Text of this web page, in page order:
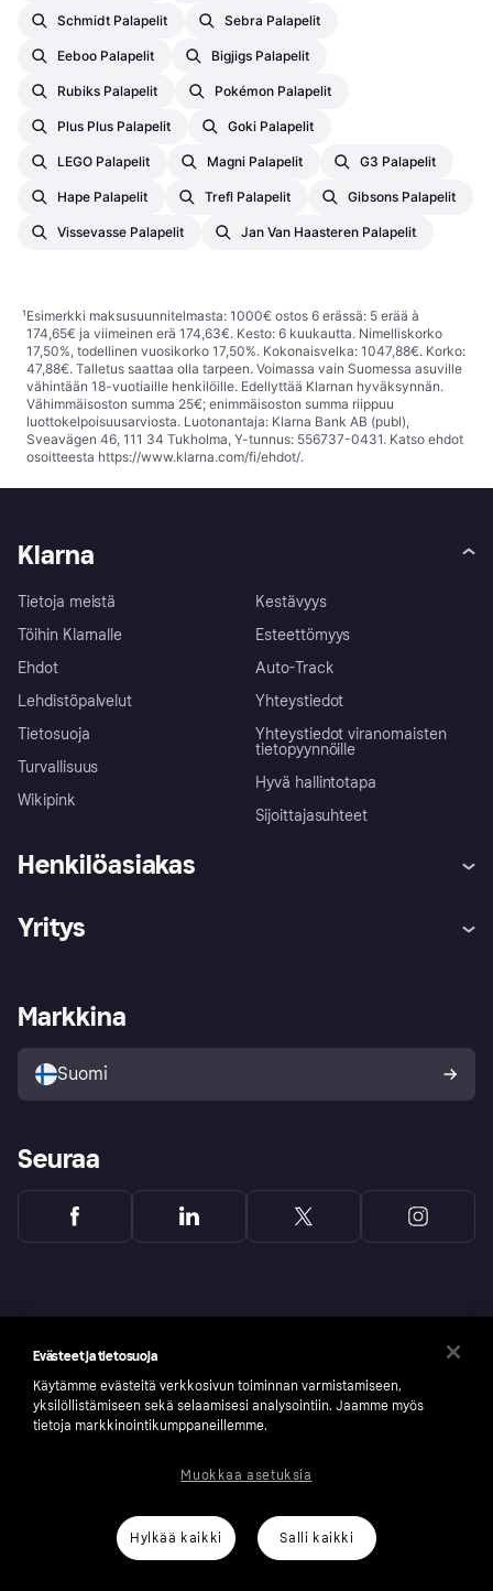
Schmidt Palapelit Sebra Palapelit
Eeboo Palapelit Bigjigs Palapelit
Rubiks Palapelit Pokémon Palapelit
Plus Plus Palapelit Goki Palapelit
LEGO Palapelit Magni Palapelit G3 Palapelit
Hape Palapelit Trefl Palapelit Gibsons Palapelit
Vissevasse Palapelit Jan Van Haasteren Palapelit
¹Esimerkki maksusuunnitelmasta: 1000€ ostos 6 erässä: 5 erää à
174,65€ ja viimeinen erä 174,63€. Kesto: 6 kuukautta. Nimelliskorko
17,50%, todellinen vuosikorko 17,50%. Kokonaisvelka: 1047,88€. Korko:
47,88€. Talletus saattaa olla tarpeen. Voimassa vain Suomessa asuville
vähintään 18-vuotiaille henkilöille. Edellyttää Klarnan hyväksynnän.
Vähimmäisoston summa 25€; enimmäisoston summa riippuu
luottokelpoisuusarviosta. Luotonantaja: Klarna Bank AB (publ),
Sveavägen 46, 111 34 Tukholma, Y-tunnus: 556737-0431. Katso ehdot
osoitteesta https://www.klarna.com/fi/ehdot/.
Klarna
Tietoja meistä
Töihin Klarnalle
Ehdot
Lehdistöpalvelut
Tietosuoja
Turvallisuus
Wikipink
Kestävyys
Esteettömyys
Auto-Track
Yhteystiedot
Yhteystiedot viranomaisten
tietopyynnöille
Hyvä hallintotapa
Sijoittajasuhteet
Henkilöasiakas
Kirjaudu sisään
Tutustu kauppoihin
Ostajan turva
Yritys
Kirjaudu sisään yrityksenä
Markkina
Suomi
Seuraa
number: 556737-0431
Klarnan evästeselosteKlarna.com
Evästeet ja tietosuoja
Käytämme evästeitä verkkosivun toiminnan varmistamiseen,
yksilöllistämiseen sekä selaamisesi analysointiin. Jaamme myös
tietoja markkinointikumppaneillemme.
Hylkää kaikki Salli kaikki
Muokkaa asetuksia